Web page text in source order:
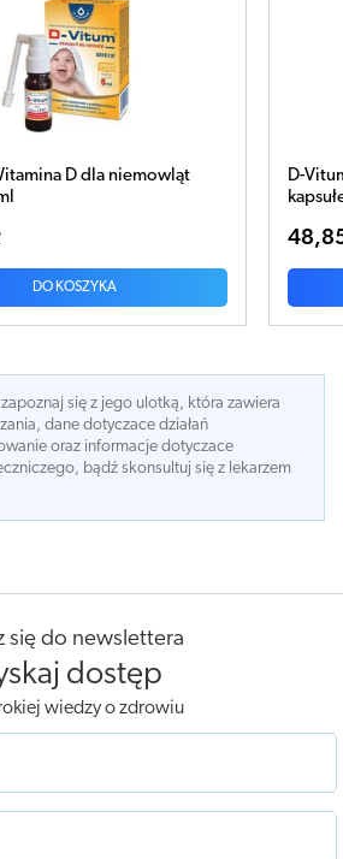
D-Vitum forte Max 4000 j.m. x 60
kapsułek
się z jego ulotką, która zawiera
dane dotyczace działań
oraz informacje dotyczace
bądź skonsultuj się z lekarzem
się do newslettera
dostęp
wiedzy o zdrowiu